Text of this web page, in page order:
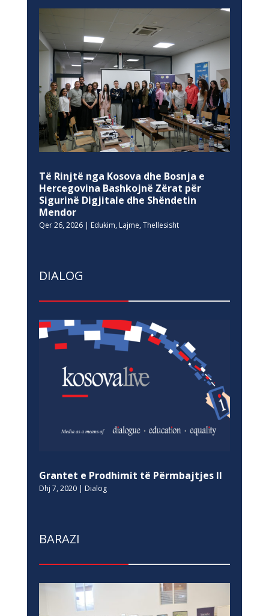
Të Rinjtë nga Kosova dhe Bosnja e
Hercegovina Bashkojnë Zërat për
Sigurinë Digjitale dhe Shëndetin
Mendor
Qer 26, 2026| Edukim, Lajme, Thellesisht
DIALOG
Grantet e Prodhimit të Përmbajtjes II
Dhj 7, 2020| Dialog
BARAZI